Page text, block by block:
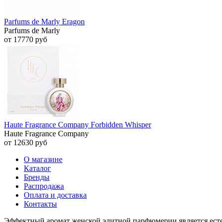
Parfums de Marly Eragon
Parfums de Marly
от 17770 руб
Haute Fragrance Company Forbidden Whisper
Haute Fragrance Company
от 12630 руб
О магазине
Каталог
Бренды
Распродажа
Оплата и доставка
Контакты